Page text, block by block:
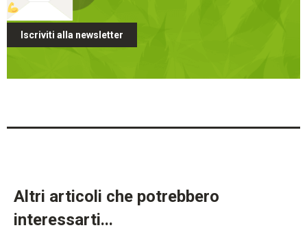
Iscriviti alla newsletter
Altri articoli che potrebbero
interessarti...